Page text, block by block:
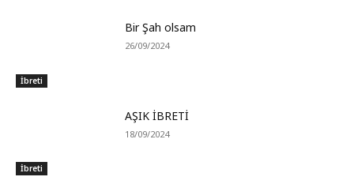
İbreti
Bir Şah olsam
26/09/2024
İbreti
AŞIK İBRETİ
18/09/2024